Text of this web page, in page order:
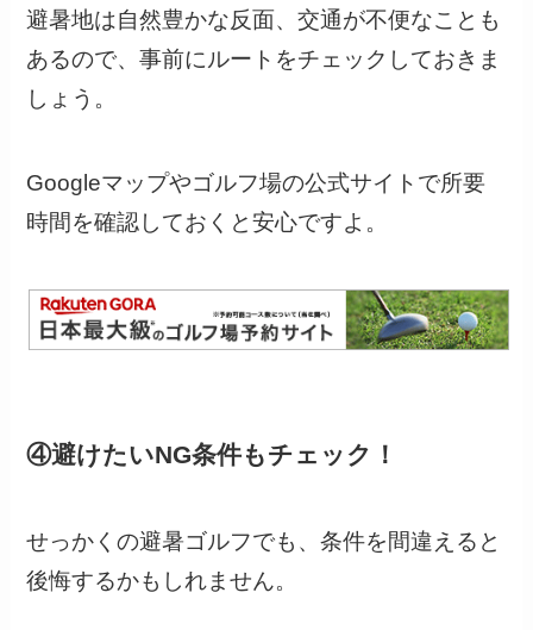
避暑地は自然豊かな反面、交通が不便なことも
あるので、事前にルートをチェックしておきま
しょう。
Googleマップやゴルフ場の公式サイトで所要
時間を確認しておくと安心ですよ。
④避けたいNG条件もチェック！
せっかくの避暑ゴルフでも、条件を間違えると
後悔するかもしれません。